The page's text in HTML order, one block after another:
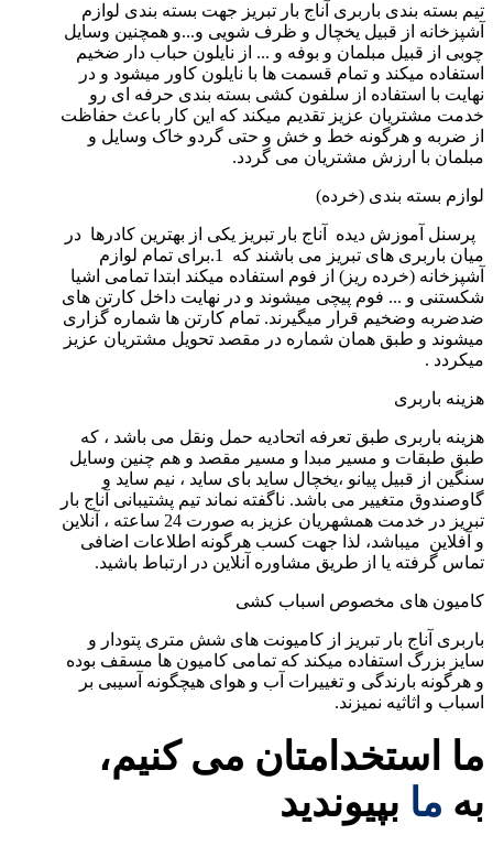
تیم بسته بندی باربری آناج بار تبریز جهت بسته بندی لوازم
آشپزخانه از قبیل یخچال و ظرف شویی و...و همچنین وسایل
چوبی از قبیل مبلمان و بوفه و ... از نایلون حباب دار ضخیم
استفاده میکند و تمام قسمت ها با نایلون کاور میشود و در
نهایت با استفاده از سلفون کشی بسته بندی حرفه ای رو
خدمت مشتریان عزیز تقدیم میکند که این کار باعث حفاظت
از ضربه و هرگونه خط و خش و حتی گردو خاک وسایل و
مبلمان با ارزش مشتریان می گردد.
لوازم بسته بندی (خرده)
پرسنل آموزش دیده آناج بار تبریز یکی از بهترین کادرها در
میان باربری های تبریز می باشند که 1.برای تمام لوازم
آشپزخانه (خرده ریز) از فوم استفاده میکند ابتدا تمامی اشیا
شکستنی و ... فوم پیچی میشوند و در نهایت داخل کارتن های
ضدضربه وضخیم قرار میگیرند. تمام کارتن ها شماره گزاری
میشوند و طبق همان شماره در مقصد تحویل مشتریان عزیز
میکردد .
هزینه باربری
هزینه باربری طبق تعرفه اتحادیه حمل ونقل می باشد ، که
طبق طبقات و مسیر مبدا و مسیر مقصد و هم چنین وسایل
سنگین از قبیل پیانو ،یخچال ساید بای ساید ، نیم ساید و
گاوصندوق متغییر می باشد. ناگفته نماند تیم پشتیبانی آناج بار
تبریز در خدمت همشهریان عزیز به صورت 24 ساعته ، آنلاین
و آفلاین میباشد، لذا جهت کسب هرگونه اطلاعات اضافی
تماس گرفته یا از طریق مشاوره آنلاین در ارتباط باشید.
کامیون های مخصوص اسباب کشی
باربری آناج بار تبریز از کامیونت های شش متری پتودار و
سایز بزرگ استفاده میکند که تمامی کامیون ها مسقف بوده
و هرگونه بارندگی و تغییرات آب و هوای هیچگونه آسیبی بر
اسباب و اثاثیه نمیزند.
ما استخدامتان می کنیم،
به ما بپیوندید